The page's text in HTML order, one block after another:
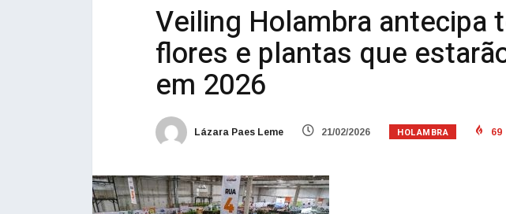
Veiling Holambra antecipa
flores e plantas que
em 2026
Lázara Paes Leme 21/02/2026 HOLAMBRA 69